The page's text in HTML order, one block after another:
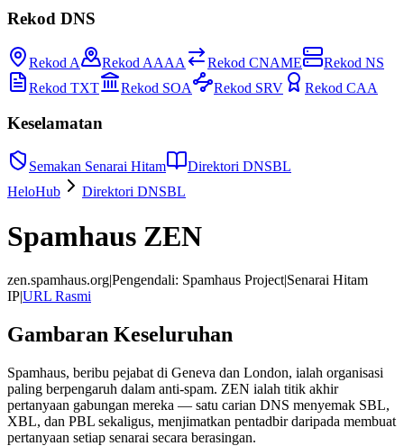
Rekod DNS
Rekod A Rekod AAAA Rekod CNAME
Rekod NS
Rekod TXT
Rekod SOA Rekod SRV Rekod CAA
Keselamatan
Semakan Senarai Hitam
Direktori DNSBL
HeloHub
Direktori DNSBL
Spamhaus ZEN
zen.spamhaus.org|Pengendali: Spamhaus Project|Senarai Hitam
IP|URL Rasmi
Gambaran Keseluruhan
Spamhaus, beribu pejabat di Geneva dan London, ialah organisasi
paling berpengaruh dalam anti-spam. ZEN ialah titik akhir
pertanyaan gabungan mereka — satu carian DNS menyemak SBL,
XBL, dan PBL sekaligus, menjimatkan pentadbir daripada membuat
pertanyaan setiap senarai secara berasingan.